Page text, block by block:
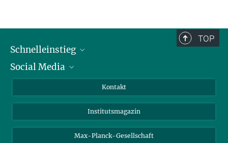
TOP
Schnelleinstieg
Alumni
Social Media
Facebook
Kontakt
Institutsmagazin
Max-Planck-Gesellschaft